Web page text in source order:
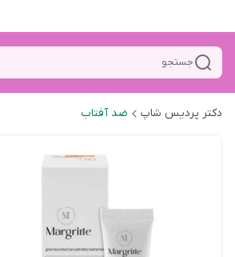
جستجو
دکتر پردیس شاپ ضد آفتاب